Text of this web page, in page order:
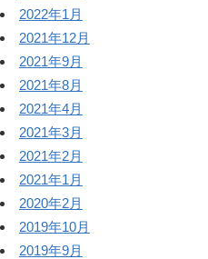
2022年1月
2021年12月
2021年9月
2021年8月
2021年4月
2021年3月
2021年2月
2021年1月
2020年2月
2019年10月
2019年9月